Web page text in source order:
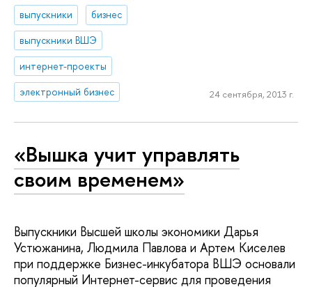
выпускники
бизнес
выпускники ВШЭ
интернет-проекты
электронный бизнес
24 сентября, 2013 г.
«Вышка учит управлять
своим временем»
Выпускники Высшей школы экономики Дарья
Устюжанина, Людмила Павлова и Артем Киселев
при поддержке Бизнес-инкубатора ВШЭ основали
популярный Интернет-сервис для проведения